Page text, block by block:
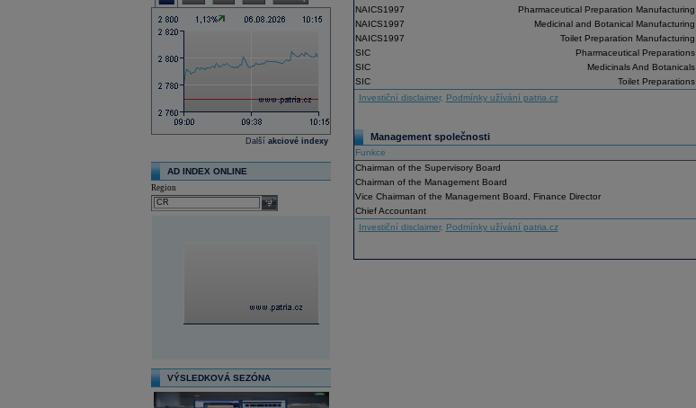
Další akciové indexy
AD INDEX ONLINE
Region
select
VÝSLEDKOVÁ SEZÓNA
NAICS1997
Pharmaceutical Preparation Manufacturing
NAICS1997
Medicinal and Botanical Manufacturing
NAICS1997
Toilet Preparation Manufacturing
SIC
Pharmaceutical Preparations
SIC
Medicinals And Botanicals
SIC
Toilet Preparations
Investiční disclaimer, Podmínky užívání patria.cz
Management společnosti
Funkce
Chairman of the Supervisory Board
Chairman of the Management Board
Vice Chairman of the Management Board, Finance Director
Chief Accountant
Investiční disclaimer, Podmínky užívání patria.cz